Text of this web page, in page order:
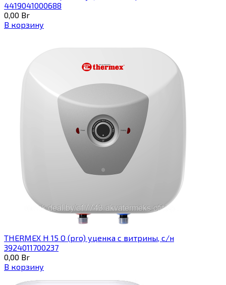
4419041000688
0,00 Br
В корзину
THERMEX H 15 O (pro) уценка с витрины, с/н
3924011700237
0,00 Br
В корзину